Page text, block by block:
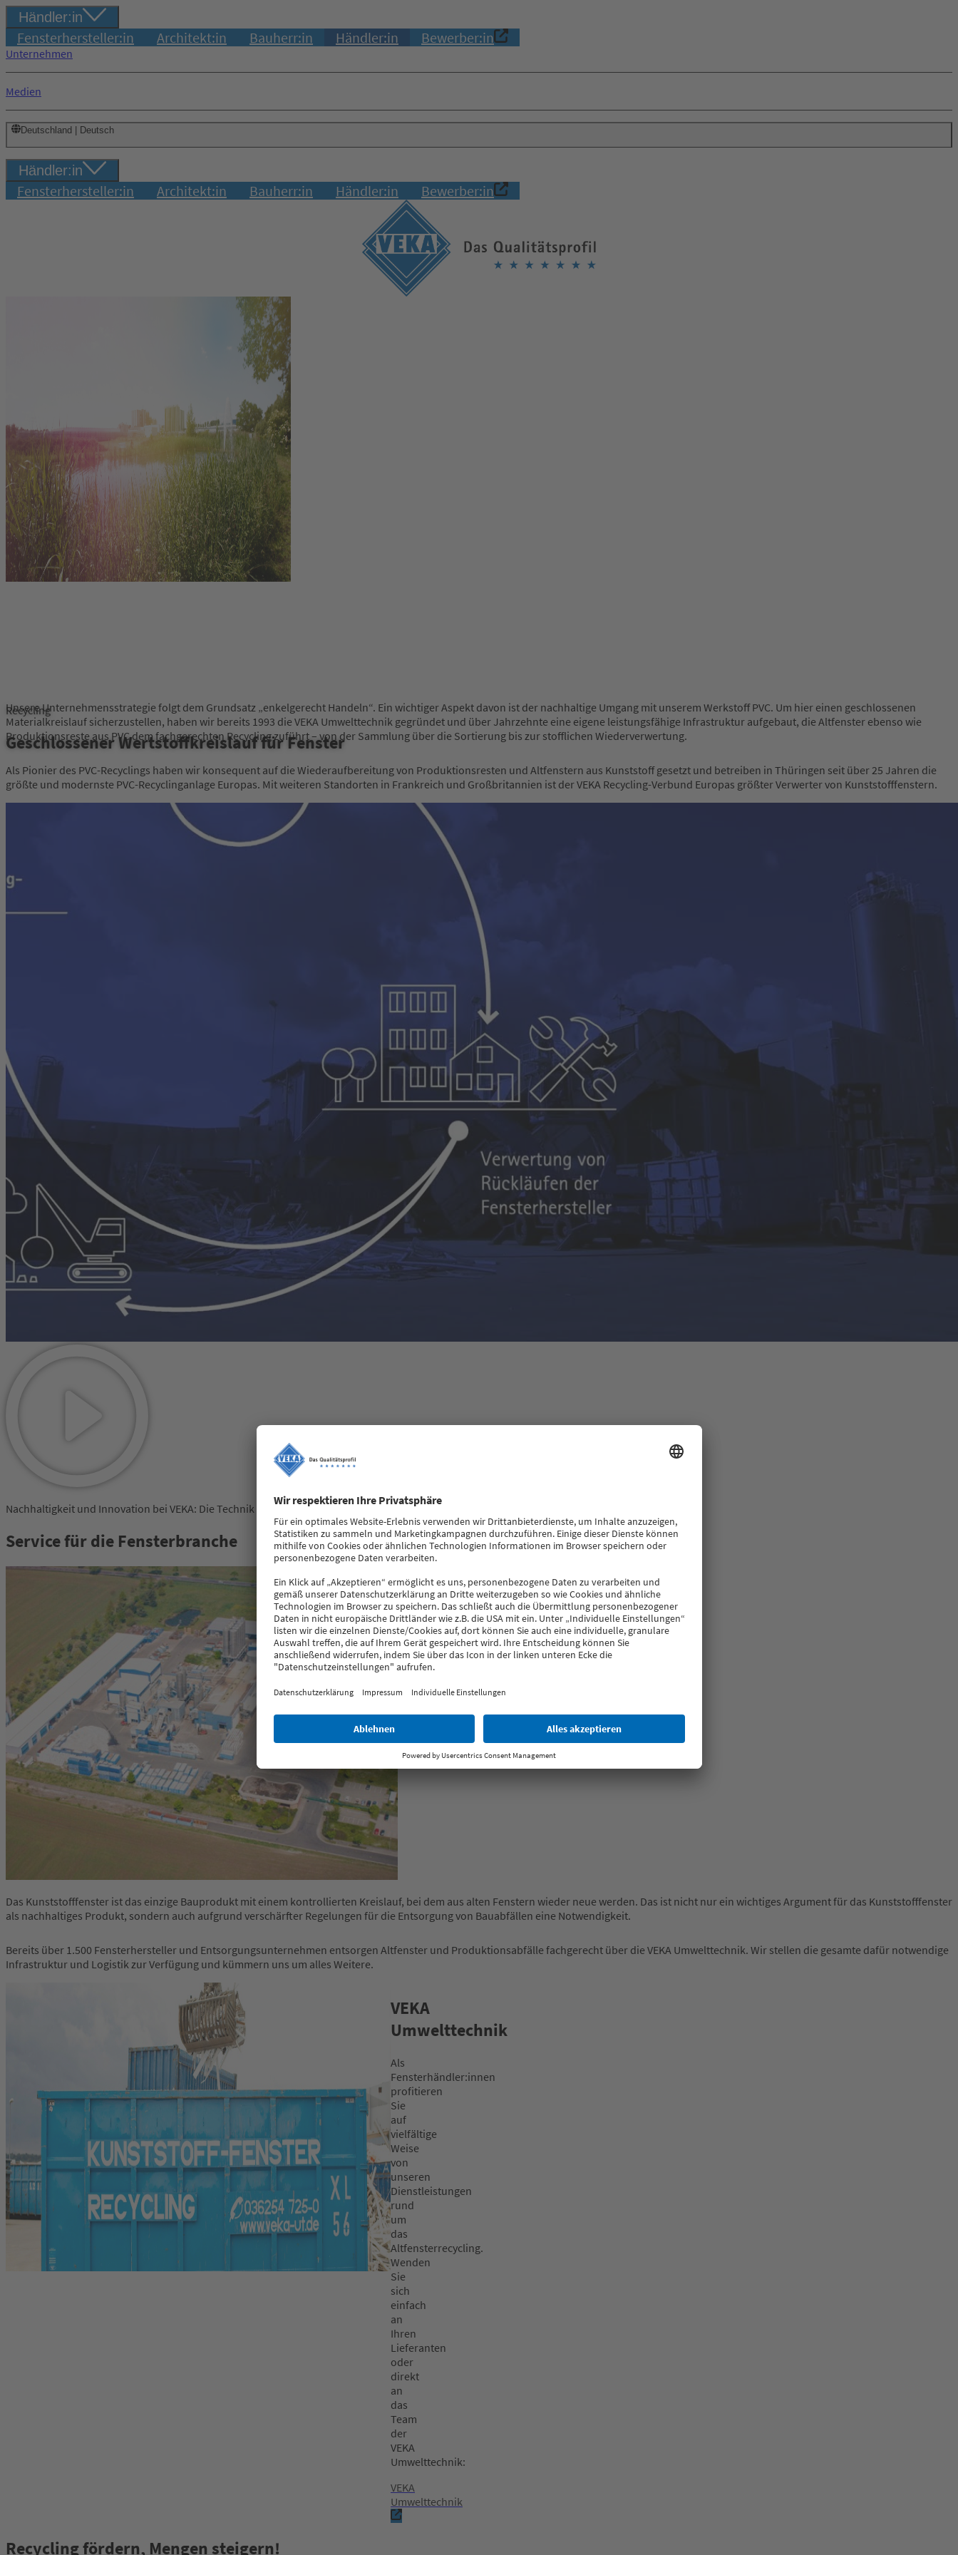
Händler:in
Fensterhersteller:in Architekt:in Bauherr:in Händler:in Bewerber:in
Unternehmen
Medien
Deutschland | Deutsch
Händler:in
Fensterhersteller:in Architekt:in Bauherr:in Händler:in Bewerber:in
Recycling
Geschlossener Wertstoffkreislauf für Fenster
Unsere Unternehmensstrategie folgt dem Grundsatz „enkelgerecht Handeln“. Ein wichtiger Aspekt davon ist der nachhaltige Umgang mit unserem Werkstoff PVC. Um hier einen geschlossenen
Materialkreislauf sicherzustellen, haben wir bereits 1993 die VEKA Umwelttechnik gegründet und über Jahrzehnte eine eigene leistungsfähige Infrastruktur aufgebaut, die Altfenster ebenso wie
Produktionsreste aus PVC dem fachgerechten Recycling zuführt – von der Sammlung über die Sortierung bis zur stofflichen Wiederverwertung.
Als Pionier des PVC-Recyclings haben wir konsequent auf die Wiederaufbereitung von Produktionsresten und Altfenstern aus Kunststoff gesetzt und betreiben in Thüringen seit über 25 Jahren die
größte und modernste PVC-Recyclinganlage Europas. Mit weiteren Standorten in Frankreich und Großbritannien ist der VEKA Recycling-Verbund Europas größter Verwerter von Kunststofffenstern.
Nachhaltigkeit und Innovation bei VEKA: Die Technik hinter umweltfreundlichen Kunststofffenstern
Service für die Fensterbranche
Das Kunststofffenster ist das einzige Bauprodukt mit einem kontrollierten Kreislauf, bei dem aus alten Fenstern wieder neue werden. Das ist nicht nur ein wichtiges Argument für das Kunststofffenster
als nachhaltiges Produkt, sondern auch aufgrund verschärfter Regelungen für die Entsorgung von Bauabfällen eine Notwendigkeit.
Bereits über 1.500 Fensterhersteller und Entsorgungsunternehmen entsorgen Altfenster und Produktionsabfälle fachgerecht über die VEKA Umwelttechnik. Wir stellen die gesamte dafür notwendige
Infrastruktur und Logistik zur Verfügung und kümmern uns um alles Weitere.
VEKA
Umwelttechnik
Als
Fensterhändler:innen
profitieren
Sie
auf
vielfältige
Weise
von
unseren
Dienstleistungen
rund
um
das
Altfensterrecycling.
Wenden
Sie
sich
einfach
an
Ihren
Lieferanten
oder
direkt
an
das
Team
der
VEKA
Umwelttechnik:
VEKA
Umwelttechnik
Recycling fördern, Mengen steigern!